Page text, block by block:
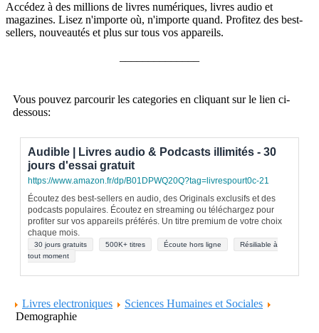
Accédez à des millions de livres numériques, livres audio et
magazines. Lisez n'importe où, n'importe quand. Profitez des best-
sellers, nouveautés et plus sur tous vos appareils.
Vous pouvez parcourir les categories en cliquant sur le lien ci-
dessous:
Audible | Livres audio & Podcasts illimités - 30
jours d'essai gratuit
https://www.amazon.fr/dp/B01DPWQ20Q?tag=livrespourt0c-21
Écoutez des best-sellers en audio, des Originals exclusifs et des
podcasts populaires. Écoutez en streaming ou téléchargez pour
profiter sur vos appareils préférés. Un titre premium de votre choix
chaque mois.
30 jours gratuits 500K+ titres Écoute hors ligne
Résiliable à
tout moment
Livres electroniques
Sciences Humaines et Sociales
Demographie